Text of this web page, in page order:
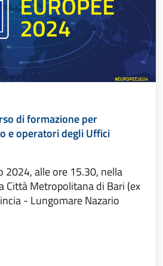
di formazione per
e operatori degli Uffici
2024, alle ore 15.30, nella
Città Metropolitana di Bari (ex
- Lungomare Nazario